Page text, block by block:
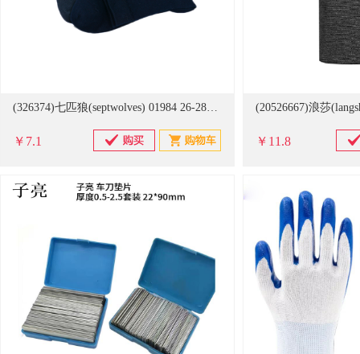
(326374)七匹狼(septwolves) 01984 26-28cm 基础商务休闲男袜(单位：双)
￥7.1 ￥11.8